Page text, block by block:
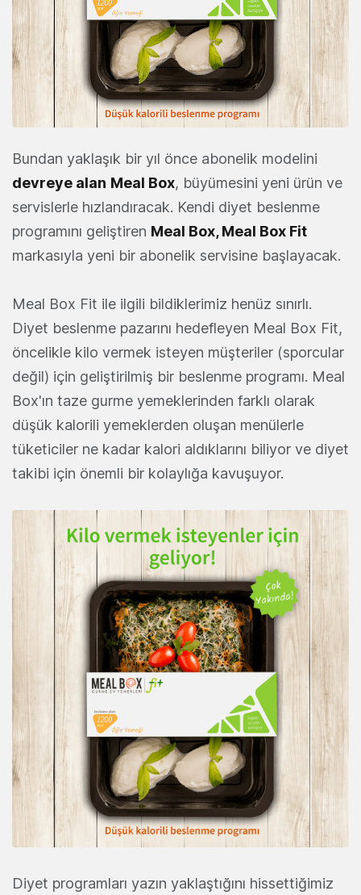
Bundan yaklaşık bir yıl önce abonelik modelini
devreye alan Meal Box, büyümesini yeni ürün ve
servislerle hızlandıracak. Kendi diyet beslenme
programını geliştiren Meal Box, Meal Box Fit
markasıyla yeni bir abonelik servisine başlayacak.
Meal Box Fit ile ilgili bildiklerimiz henüz sınırlı.
Diyet beslenme pazarını hedefleyen Meal Box Fit,
öncelikle kilo vermek isteyen müşteriler (sporcular
değil) için geliştirilmiş bir beslenme programı. Meal
Box'ın taze gurme yemeklerinden farklı olarak
düşük kalorili yemeklerden oluşan menülerle
tüketiciler ne kadar kalori aldıklarını biliyor ve diyet
takibi için önemli bir kolaylığa kavuşuyor.
Diyet programları yazın yaklaştığını hissettiğimiz